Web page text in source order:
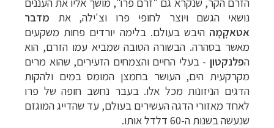
נושאי הגשם ויוצר לחופי פרו וצ'ילה, את מדבר
אטאקָמָה היבש בעולם. בלימה יורדים פחות משקעים
מאשר בסהרה. הבשורה הטובה שמביא עמו הזרם, הוא
הפלנקטון- בעלי החייםוהצמחים הזעירים, שהוא מרים
מקרקעית הים, העושר בחמצן המומס במים ולהקות
הדגים הניזונות מכל אלו. בעבר נחשב חופה של פרו
לאחד מאזורי הדגה העשירים בעולם, עד שהדייג המוגזם
שנעשה בשנות ה-60 דלדל אותו.